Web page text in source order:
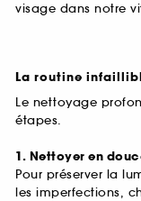
visage dans notre
La routine
Le nettoyage
étapes.
1. Nettoyer en
Pour préserver la
les imperfections,